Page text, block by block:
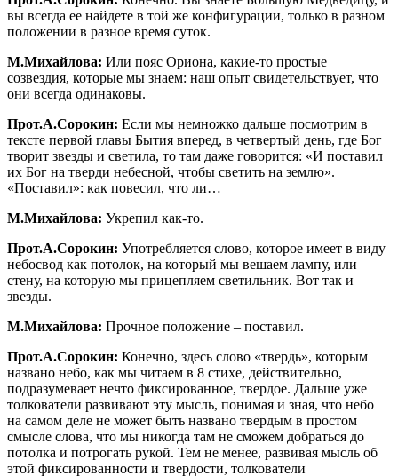
вы всегда ее найдете в той же конфигурации, только в разном
положении в разное время суток.
М.Михайлова: Или пояс Ориона, какие-то простые
созвездия, которые мы знаем: наш опыт свидетельствует, что
они всегда одинаковы.
Прот.А.Сорокин: Если мы немножко дальше посмотрим в
тексте первой главы Бытия вперед, в четвертый день, где Бог
творит звезды и светила, то там даже говорится: «И поставил
их Бог на тверди небесной, чтобы светить на землю».
«Поставил»: как повесил, что ли…
М.Михайлова: Укрепил как-то.
Прот.А.Сорокин: Употребляется слово, которое имеет в виду
небосвод как потолок, на который мы вешаем лампу, или
стену, на которую мы прицепляем светильник. Вот так и
звезды.
М.Михайлова: Прочное положение – поставил.
Прот.А.Сорокин: Конечно, здесь слово «твердь», которым
названо небо, как мы читаем в 8 стихе, действительно,
подразумевает нечто фиксированное, твердое. Дальше уже
толкователи развивают эту мысль, понимая и зная, что небо
на самом деле не может быть названо твердым в простом
смысле слова, что мы никогда там не сможем добраться до
потолка и потрогать рукой. Тем не менее, развивая мысль об
этой фиксированности и твердости, толкователи